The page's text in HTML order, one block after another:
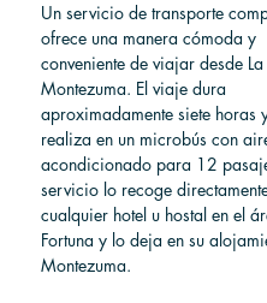
Un servicio de transporte
ofrece una manera cómoda y
conveniente de viajar desde La
Montezuma. El viaje dura
aproximadamente siete horas
realiza en un microbús con
acondicionado para 12
servicio lo recoge
cualquier hotel u hostal en el
Fortuna y lo deja en su
Montezuma.